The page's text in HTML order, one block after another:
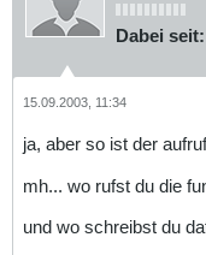
Dabei seit:
15.09.2003, 11:34
ja, aber so ist der
mh... wo rufst du die
und wo schreibst du